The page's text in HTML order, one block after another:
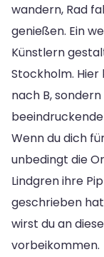
wandern, Rad
genießen. Ein
Künstlern
Stockholm.
nach B,
Wenn du dich
unbedingt die
Lindgren ihre
geschrieben
wirst du an
vorbeikommen.